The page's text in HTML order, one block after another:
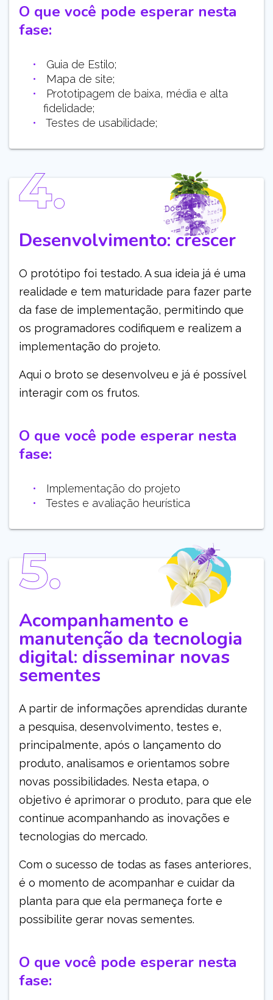
O que você pode esperar nesta
fase:
Guia de Estilo;
Mapa de site;
Prototipagem de baixa, média e alta
fidelidade;
Testes de usabilidade;
Desenvolvimento: crescer
O protótipo foi testado. A sua ideia já é uma
realidade e tem maturidade para fazer parte
da fase de implementação, permitindo que
os programadores codifiquem e realizem a
implementação do projeto.
Aqui o broto se desenvolveu e já é possível
interagir com os frutos.
O que você pode esperar nesta
fase:
Implementação do projeto
Testes e avaliação heurística
Acompanhamento e
manutenção da tecnologia
digital: disseminar novas
sementes
A partir de informações aprendidas durante
a pesquisa, desenvolvimento, testes e,
principalmente, após o lançamento do
produto, analisamos e orientamos sobre
novas possibilidades. Nesta etapa, o
objetivo é aprimorar o produto, para que ele
continue acompanhando as inovações e
tecnologias do mercado.
Com o sucesso de todas as fases anteriores,
é o momento de acompanhar e cuidar da
planta para que ela permaneça forte e
possibilite gerar novas sementes.
O que você pode esperar nesta
fase: